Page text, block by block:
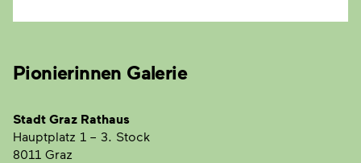
Pionierinnen Galerie
Stadt Graz Rathaus
Hauptplatz 1 – 3. Stock
8011 Graz